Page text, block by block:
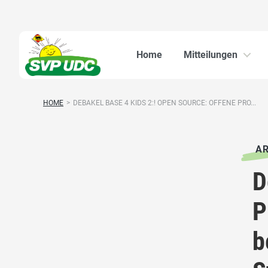
Home Mitteilungen
HOME > DEBAKEL BASE 4 KIDS 2:! OPEN SOURCE: OFFENE PRO...